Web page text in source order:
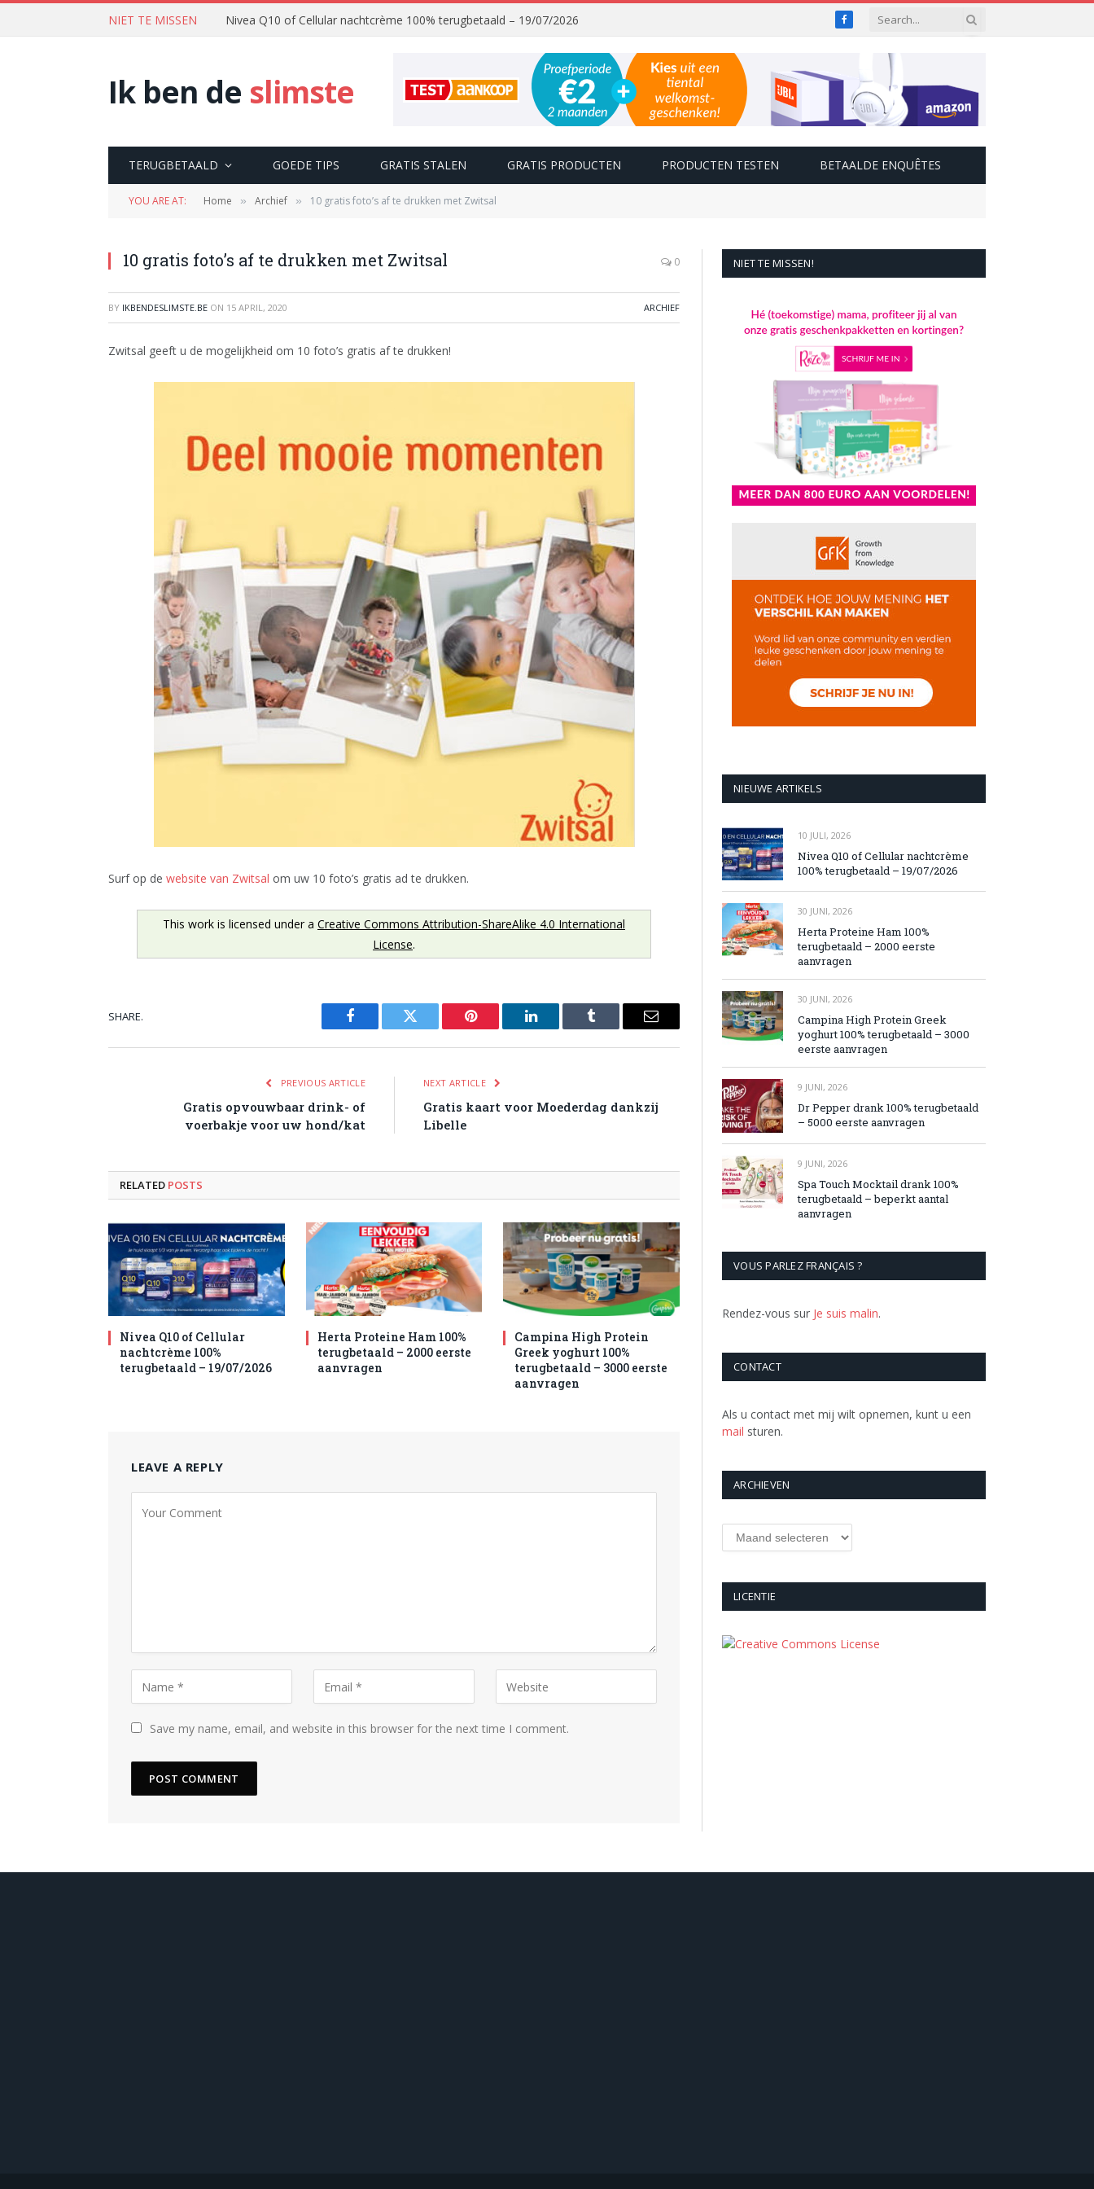
NIET TE MISSEN Nivea Q10 of Cellular nachtcrème 100% terugbetaald – 19/07/2026 Facebook
Ik ben de slimste
TERUGBETAALD GOEDE TIPS GRATIS STALEN GRATIS PRODUCTEN PRODUCTEN TESTEN BETAALDE ENQUÊTES
YOU ARE AT: Home » Archief » 10 gratis foto’s af te drukken met Zwitsal
10 gratis foto’s af te drukken met Zwitsal 0
BY IKBENDESLIMSTE.BE ON 15 APRIL, 2020 ARCHIEF
Zwitsal geeft u de mogelijkheid om 10 foto’s gratis af te drukken!
Surf op de website van Zwitsal om uw 10 foto’s gratis ad te drukken.
This work is licensed under a Creative Commons Attribution-ShareAlike 4.0 International
License.
SHARE.
Facebook Twitter Pinterest LinkedIn Tumblr Email
PREVIOUS ARTICLE
Gratis opvouwbaar drink- of
voerbakje voor uw hond/kat
NEXT ARTICLE
Gratis kaart voor Moederdag dankzij
Libelle
RELATED POSTS
Nivea Q10 of Cellular
nachtcrème 100%
terugbetaald – 19/07/2026
Herta Proteine Ham 100%
terugbetaald – 2000 eerste
aanvragen
Campina High Protein
Greek yoghurt 100%
terugbetaald – 3000 eerste
aanvragen
LEAVE A REPLY
Save my name, email, and website in this browser for the next time I comment.
NIET TE MISSEN!
NIEUWE ARTIKELS
10 JULI, 2026
Nivea Q10 of Cellular nachtcrème
100% terugbetaald – 19/07/2026
30 JUNI, 2026
Herta Proteine Ham 100%
terugbetaald – 2000 eerste
aanvragen
30 JUNI, 2026
Campina High Protein Greek
yoghurt 100% terugbetaald – 3000
eerste aanvragen
9 JUNI, 2026
Dr Pepper drank 100% terugbetaald
– 5000 eerste aanvragen
9 JUNI, 2026
Spa Touch Mocktail drank 100%
terugbetaald – beperkt aantal
aanvragen
VOUS PARLEZ FRANÇAIS ?
Rendez-vous sur Je suis malin.
CONTACT
Als u contact met mij wilt opnemen, kunt u een
mail sturen.
ARCHIEVEN
LICENTIE